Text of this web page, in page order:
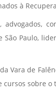
à
Paulo,
de
cursos sobre